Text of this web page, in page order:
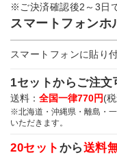
※ご決済確認後2～3日
スマートフォン
スマートフォンに貼り
1セットからご注文
送料： 全国一律770円(
※北海道・沖縄県・離島・
いただきます。
20セット から送料